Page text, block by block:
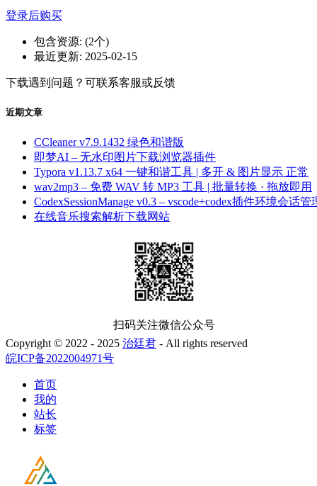
登录后购买
包含资源: (2个)
最近更新: 2025-02-15
下载遇到问题？可联系客服或反馈
近期文章
CCleaner v7.9.1432 绿色和谐版
即梦AI – 无水印图片下载浏览器插件
Typora v1.13.7 x64 一键和谐工具 | 多开 & 图片显示 正常
wav2mp3 – 免费 WAV 转 MP3 工具 | 批量转换 · 拖放即用
CodexSessionManage v0.3 – vscode+codex插件环境会话管
在线音乐搜索解析下载网站
扫码关注微信公众号
Copyright © 2022 - 2025 治廷君 - All rights reserved
皖ICP备2022004971号
首页
我的
站长
标签